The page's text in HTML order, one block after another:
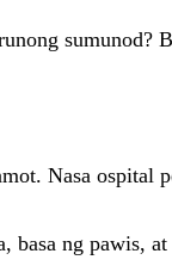
sumunod?
Nasa ospital
ng pawis,